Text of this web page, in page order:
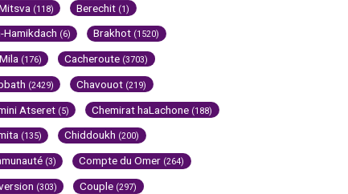
(118) Berechit (1)
Hamikdach (6) Brakhot (1520)
(176) Cacheroute (3703)
(2429) Chavouot (219)
Atseret (5) Chemirat haLachone (188)
(135) Chiddoukh (200)
(3) Compte du Omer (264)
(303) Couple (297)